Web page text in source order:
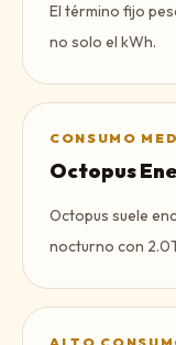
El término fijo
no solo el kWh.
CONSUMO
Octopus
Octopus suele
nocturno con